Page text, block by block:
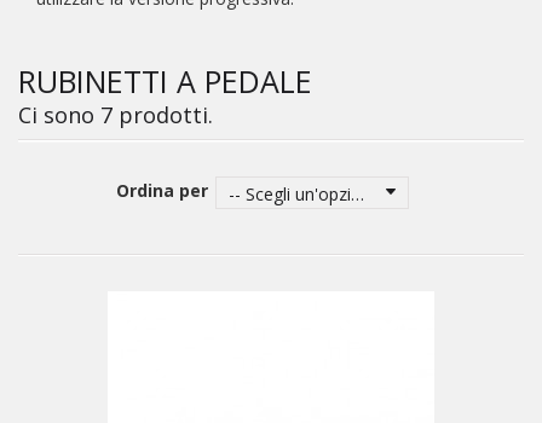
RUBINETTI A PEDALE
Ci sono 7 prodotti.
Ordina per -- Scegli un'opzione --